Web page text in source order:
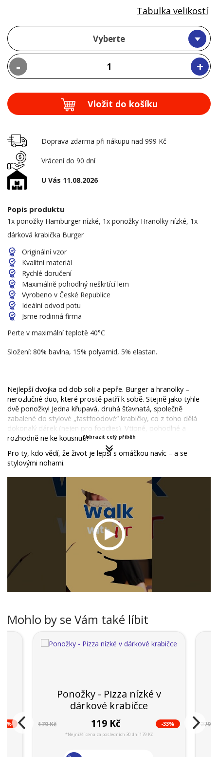
Vyberte
- +
Tabulka velikostí
Vložit do košíku
Doprava zdarma při nákupu nad 999 Kč
Vrácení do 90 dní
U Vás 11.08.2026
Popis produktu
1x ponožky Hamburger nízké, 1x ponožky Hranolky nízké, 1x
dárková krabička Burger
Originální vzor
Kvalitní materiál
Rychlé doručení
Maximálně pohodlný neškrtící lem
Vyrobeno v České Republice
Ideální odvod potu
Jsme rodinná firma
Perte v maximální teplotě 40°C
Složení: 80% bavlna, 15% polyamid, 5% elastan.
Nejlepší dvojka od dob soli a pepře. Burger a hranolky –
nerozlučné duo, které prostě patří k sobě. Stejně jako tyhle
dvě ponožky! Jedna křupavá, druhá šťavnatá, společně
zabalené do stylové „fastfoodové“ krabičky, co z toho dělá
dokonalý dárek (nejen pro foodies). Vtipné, pohodlné a
rozhodně ne ke kousnutí!
Pro ty, kdo vědí, že život je lepší s omáčkou navíc – a se
stylovými nohami.
Zobrazit celý příběh
Mohlo by se Vám také líbit
Ponožky - Pizza nízké v
dárkové krabičce
179 Kč 119 Kč -33%
*Nejnižší cena za posledních 30 dní 179 Kč
279